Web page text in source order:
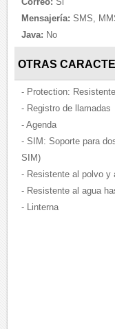
Mensajería: SMS,
Java: No
OTRAS
- Protection:
- Registro de llamadas
- Agenda
- SIM: Soporte para
SIM)
- Resistente al polvo y
- Resistente al agua
- Linterna